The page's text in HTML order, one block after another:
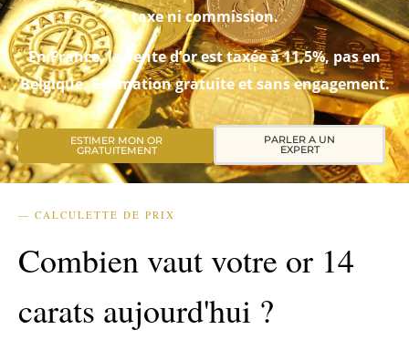
taxe ni commission.
En France, la vente d’or est taxée à 11,5%, pas en
Belgique. Estimation gratuite et sans engagement.
ESTIMER MON OR
GRATUITEMENT
PARLER A UN
EXPERT
— CALCULETTE DE PRIX
Combien vaut votre or 14
carats aujourd'hui ?